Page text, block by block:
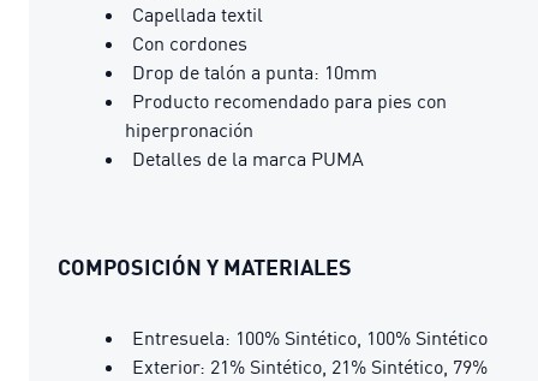
Capellada textil
Con cordones
Drop de talón a punta: 10mm
Producto recomendado para pies con
hiperpronación
Detalles de la marca PUMA
COMPOSICIÓN Y MATERIALES
Entresuela: 100% Sintético, 100% Sintético
Exterior: 21% Sintético, 21% Sintético, 79%